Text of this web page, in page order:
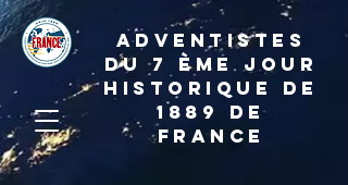
ADVENTISTES
DU 7 ème JOUR
HISTORIQUE DE
1889 de
france